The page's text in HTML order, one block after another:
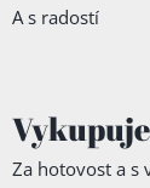
A s radostí
Za hotovost a s